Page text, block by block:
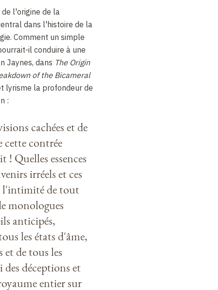
l'origine de la
dans l'histoire de la
Comment un simple
il conduire à une
Jaynes, dans The Origin
of the Bicameral
lyrisme la profondeur de
:
cachées et de
cette contrée
Quelles essences
irréels et ces
l'intimité de tout
monologues
anticipés,
les états d'âme,
et de tous les
déceptions et
entier sur